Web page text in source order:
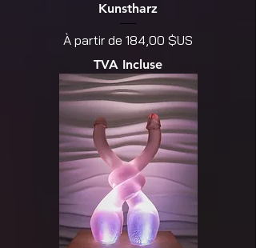
Kunstharz
À partir de 184,00 $US
Prix promotionnel
TVA Incluse